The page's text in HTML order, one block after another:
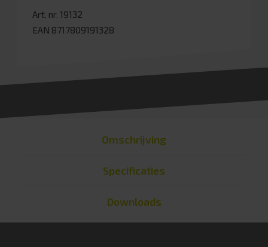
Art. nr. 19132
EAN 8717809191328
Omschrijving
Specificaties
Downloads